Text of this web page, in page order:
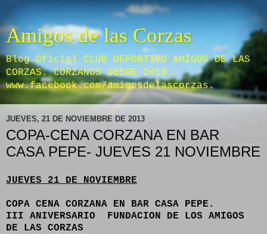
Amigos de las Corzas
Blog Oficial CLUB DEPORTIVO AMIGOS DE LAS
CORZAS. CORZANOS DESDE 2010.
www.facebook.com/amigosdelascorzas.
JUEVES, 21 DE NOVIEMBRE DE 2013
COPA-CENA CORZANA EN BAR
CASA PEPE- JUEVES 21 NOVIEMBRE
JUEVES 21 DE NOVIEMBRE
COPA CENA CORZANA EN BAR CASA PEPE.
III ANIVERSARIO FUNDACION DE LOS AMIGOS
DE LAS CORZAS